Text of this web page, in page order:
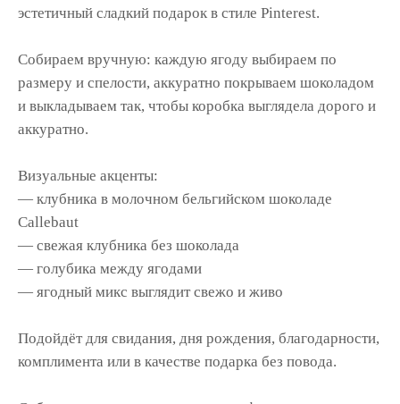
эстетичный сладкий подарок в стиле Pinterest.
Собираем вручную: каждую ягоду выбираем по
размеру и спелости, аккуратно покрываем шоколадом
и выкладываем так, чтобы коробка выглядела дорого и
аккуратно.
Визуальные акценты:
— клубника в молочном бельгийском шоколаде
Callebaut
— свежая клубника без шоколада
— голубика между ягодами
— ягодный микс выглядит свежо и живо
Подойдёт для свидания, дня рождения, благодарности,
комплимента или в качестве подарка без повода.